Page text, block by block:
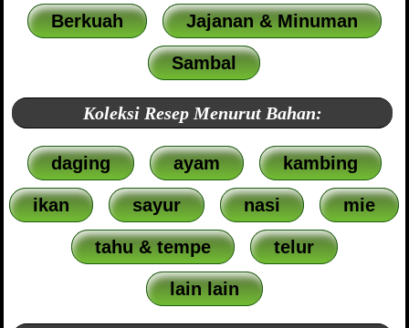
Berkuah Jajanan & Minuman
Sambal
Koleksi Resep Menurut Bahan:
daging ayam kambing
ikan sayur nasi mie
tahu & tempe telur
lain lain